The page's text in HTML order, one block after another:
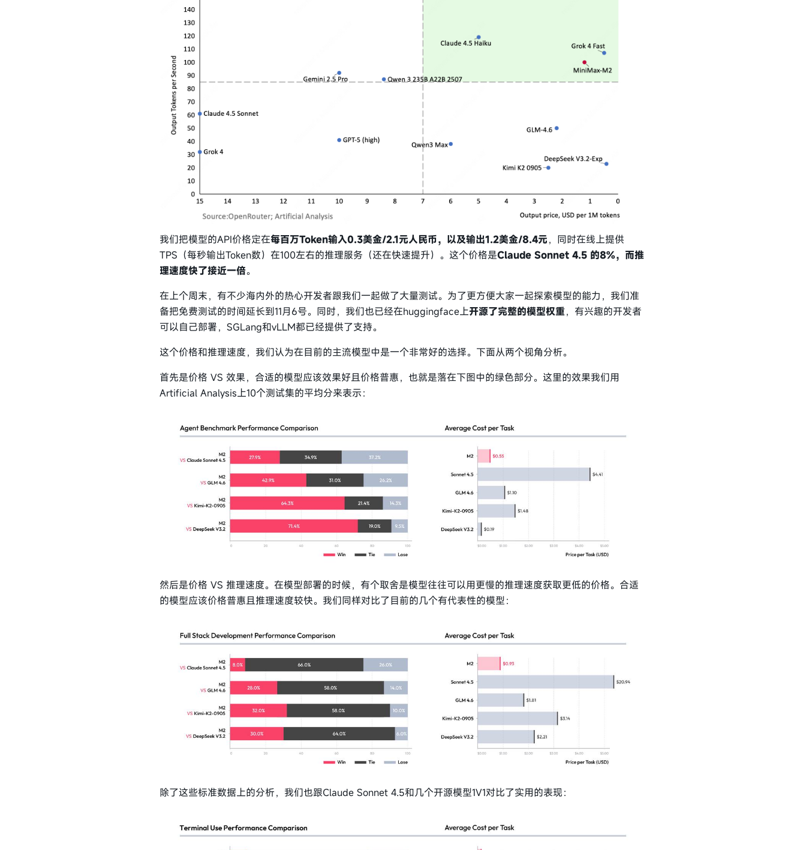
我们把模型的API价格定在每百万Token输入0.3美金/2.1元人民币，以及输出1.2美金/8.4元，同时在线上提供
TPS（每秒输出Token数）在100左右的推理服务（还在快速提升）。这个价格是Claude Sonnet 4.5 的8%，而推
理速度快了接近一倍。
在上个周末，有不少海内外的热心开发者跟我们一起做了大量测试。为了更方便大家一起探索模型的能力，我们准
备把免费测试的时间延长到11月6号。同时，我们也已经在huggingface上开源了完整的模型权重，有兴趣的开发者
可以自己部署，SGLang和vLLM都已经提供了支持。
这个价格和推理速度，我们认为在目前的主流模型中是一个非常好的选择。下面从两个视角分析。
首先是价格 VS 效果，合适的模型应该效果好且价格普惠，也就是落在下图中的绿色部分。这里的效果我们用
Artificial Analysis上10个测试集的平均分来表示：
然后是价格 VS 推理速度。在模型部署的时候，有个取舍是模型往往可以用更慢的推理速度获取更低的价格。合适
的模型应该价格普惠且推理速度较快。我们同样对比了目前的几个有代表性的模型：
除了这些标准数据上的分析，我们也跟Claude Sonnet 4.5和几个开源模型1V1对比了实用的表现：